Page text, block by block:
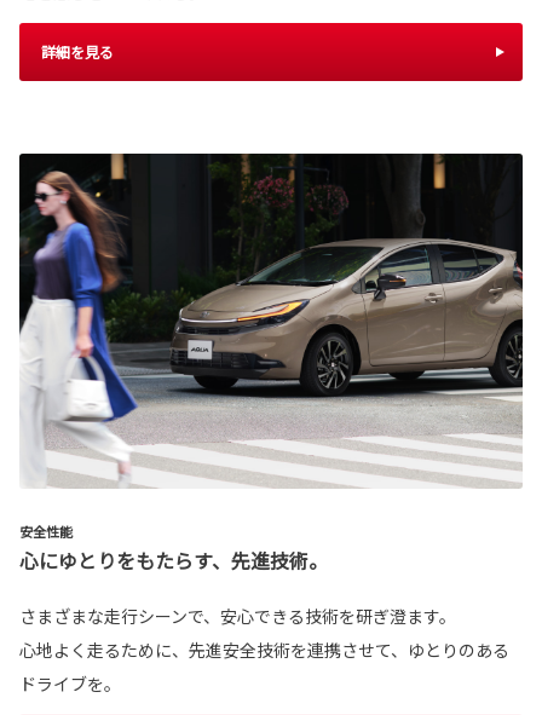
詳細を見る
安全性能
心にゆとりをもたらす、先進技術。
さまざまな走行シーンで、安心できる技術を研ぎ澄ます。
心地よく走るために、先進安全技術を連携させて、ゆとりのある
ドライブを。